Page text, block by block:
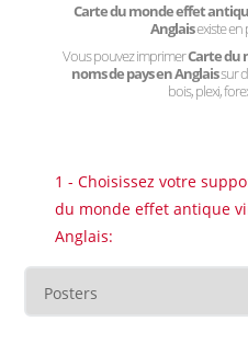
Carte du monde effet
Anglaisexiste
Vous pouvez imprimerCarte du
noms de pays en Anglaissur
bois, plexi,
1 - Choisissez votre
du monde effet antique
Anglais: